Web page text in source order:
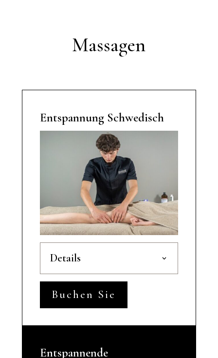
Massagen
Entspannung Schwedisch
Details
Buchen Sie
Entspannende